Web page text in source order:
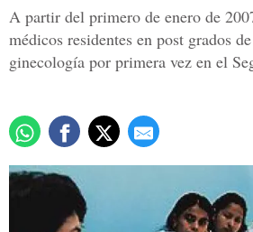
A partir del primero de enero de
médicos residentes en post grados
ginecología por primera vez en el